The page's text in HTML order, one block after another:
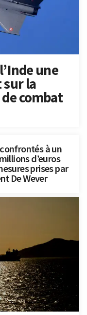
une
la
combat
à un
d’euros
prises par
De Wever